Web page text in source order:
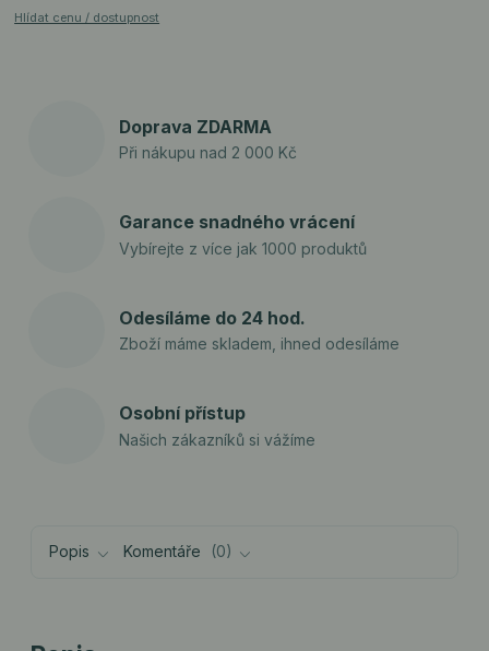
Hlídat cenu / dostupnost
Doprava ZDARMA
Při nákupu nad 2 000 Kč
Garance snadného vrácení
Vybírejte z více jak 1000 produktů
Odesíláme do 24 hod.
Zboží máme skladem, ihned odesíláme
Osobní přístup
Našich zákazníků si vážíme
Popis Komentáře 0